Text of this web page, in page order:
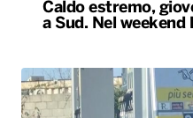
Caldo estremo,
a Sud. Nel